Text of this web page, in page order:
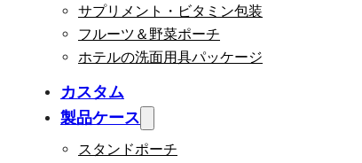
サプリメント・ビタミン包装
フルーツ＆野菜ポーチ
ホテルの洗面用具パッケージ
カスタム
製品ケース
スタンドポーチ